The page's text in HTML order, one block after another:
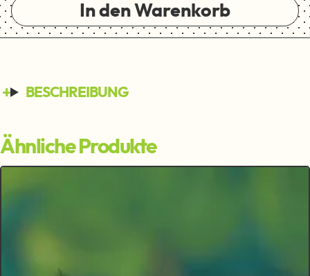
In den Warenkorb
BESCHREIBUNG
Ähnliche Produkte